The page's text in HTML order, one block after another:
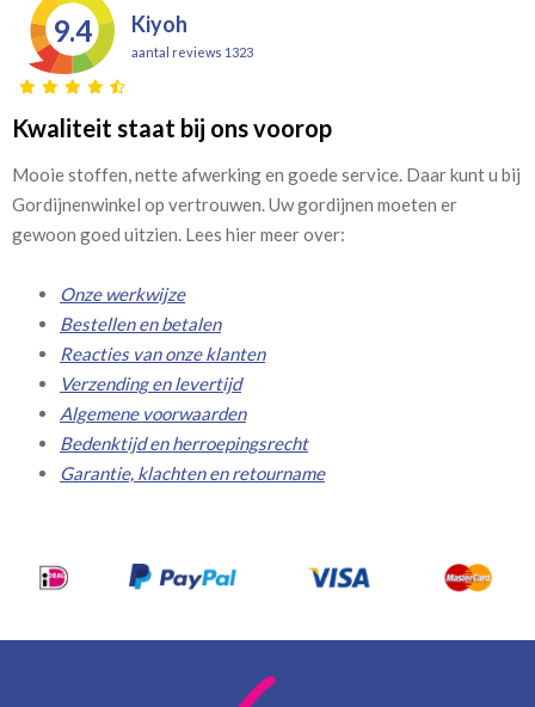
9.4 Kiyoh
aantal reviews 1323
Kwaliteit staat bij ons voorop
Mooie stoffen, nette afwerking en goede service. Daar kunt u bij
Gordijnenwinkel op vertrouwen. Uw gordijnen moeten er
gewoon goed uitzien. Lees hier meer over:
Onze werkwijze
Bestellen en betalen
Reacties van onze klanten
Verzending en levertijd
Algemene voorwaarden
Bedenktijd en herroepingsrecht
Garantie, klachten en retourname